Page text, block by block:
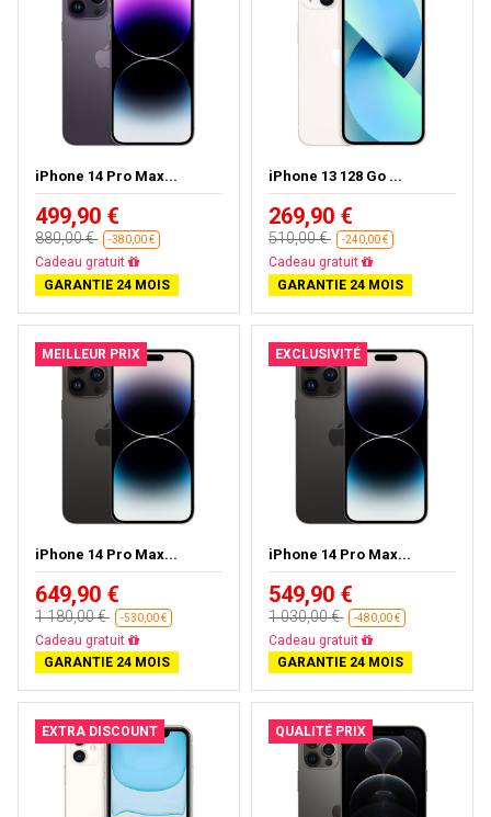
iPhone 14 Pro Max...
499,90 €
880,00 € -380,00 €
Livraison gratuite
GARANTIE 24 MOIS
iPhone 13 128 Go ...
269,90 €
510,00 € -240,00 €
Livraison gratuite
GARANTIE 24 MOIS
MEILLEUR PRIX
iPhone 14 Pro Max...
649,90 €
1 180,00 € -530,00 €
Livraison gratuite
GARANTIE 24 MOIS
EXCLUSIVITÉ
iPhone 14 Pro Max...
549,90 €
1 030,00 € -480,00 €
Livraison gratuite
GARANTIE 24 MOIS
EXTRA DISCOUNT QUALITÉ PRIX